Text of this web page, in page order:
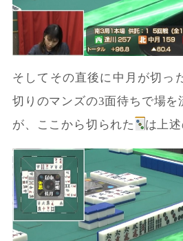
そしてその直後に中月が切っ
切りのマンズの3面待ちで場を
が、ここから切られた
は上